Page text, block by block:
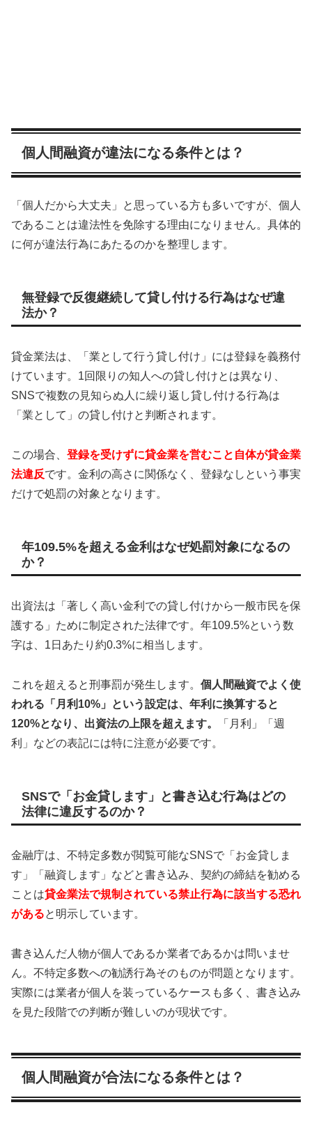
個人間融資が違法になる条件とは？
「個人だから大丈夫」と思っている方も多いですが、個人
であることは違法性を免除する理由になりません。具体的
に何が違法行為にあたるのかを整理します。
無登録で反復継続して貸し付ける行為はなぜ違
法か？
貸金業法は、「業として行う貸し付け」には登録を義務付
けています。1回限りの知人への貸し付けとは異なり、
SNSで複数の見知らぬ人に繰り返し貸し付ける行為は
「業として」の貸し付けと判断されます。
この場合、 登録を受けずに貸金業を営むこと自体が貸金業
法違反です。金利の高さに関係なく、登録なしという事実
だけで処罰の対象となります。
年109.5%を超える金利はなぜ処罰対象になるの
か？
出資法は「著しく高い金利での貸し付けから一般市民を保
護する」ために制定された法律です。年109.5%という数
字は、1日あたり約0.3%に相当します。
これを超えると刑事罰が発生します。 個人間融資でよく使
われる「月利10%」という設定は、年利に換算すると
120%となり、出資法の上限を超えます。
「月利」「週
利」などの表記には特に注意が必要です。
SNSで「お金貸します」と書き込む行為はどの
法律に違反するのか？
金融庁は、不特定多数が閲覧可能なSNSで「お金貸しま
す」「融資します」などと書き込み、契約の締結を勧める
ことは貸金業法で規制されている禁止行為に該当する恐れ
があると明示しています。
書き込んだ人物が個人であるか業者であるかは問いませ
ん。不特定多数への勧誘行為そのものが問題となります。
実際には業者が個人を装っているケースも多く、書き込み
を見た段階での判断が難しいのが現状です。
個人間融資が合法になる条件とは？